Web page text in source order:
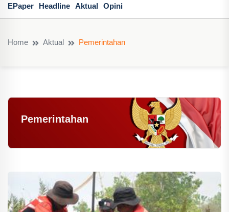
EPaper Headline Aktual Opini
Home Aktual Pemerintahan
Pemerintahan